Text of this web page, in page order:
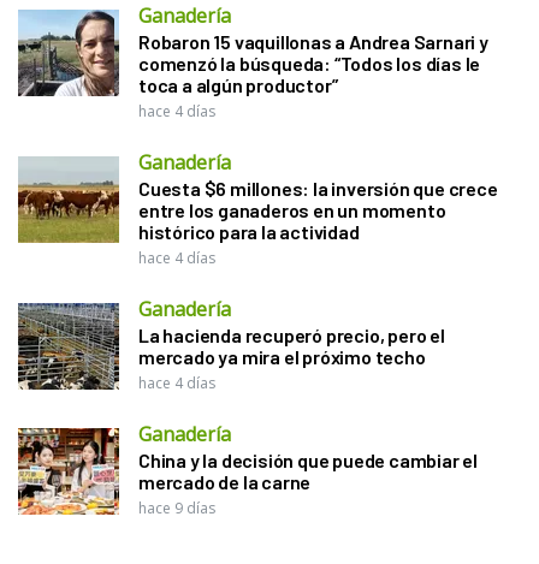
Ganadería
Robaron 15 vaquillonas a Andrea Sarnari y
comenzó la búsqueda: “Todos los días le
toca a algún productor”
hace 4 días
Ganadería
Cuesta $6 millones: la inversión que crece
entre los ganaderos en un momento
histórico para la actividad
hace 4 días
Ganadería
La hacienda recuperó precio, pero el
mercado ya mira el próximo techo
hace 4 días
Ganadería
China y la decisión que puede cambiar el
mercado de la carne
hace 9 días